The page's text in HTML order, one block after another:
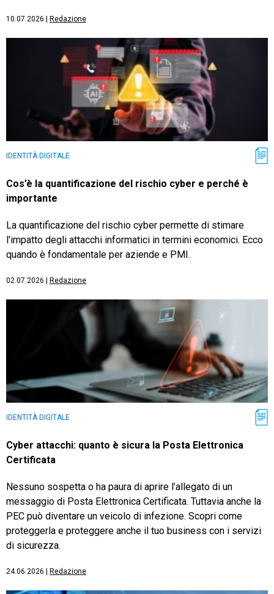
10.07.2026 Redazione
IDENTITÀ DIGITALE
Cos’è la quantificazione del rischio cyber e perché è
importante
La quantificazione del rischio cyber permette di stimare
l'impatto degli attacchi informatici in termini economici. Ecco
quando è fondamentale per aziende e PMI.
02.07.2026 Redazione
IDENTITÀ DIGITALE
Cyber attacchi: quanto è sicura la Posta Elettronica
Certificata
Nessuno sospetta o ha paura di aprire l’allegato di un
messaggio di Posta Elettronica Certificata. Tuttavia anche la
PEC può diventare un veicolo di infezione. Scopri come
proteggerla e proteggere anche il tuo business con i servizi
di sicurezza.
24.06.2026 Redazione